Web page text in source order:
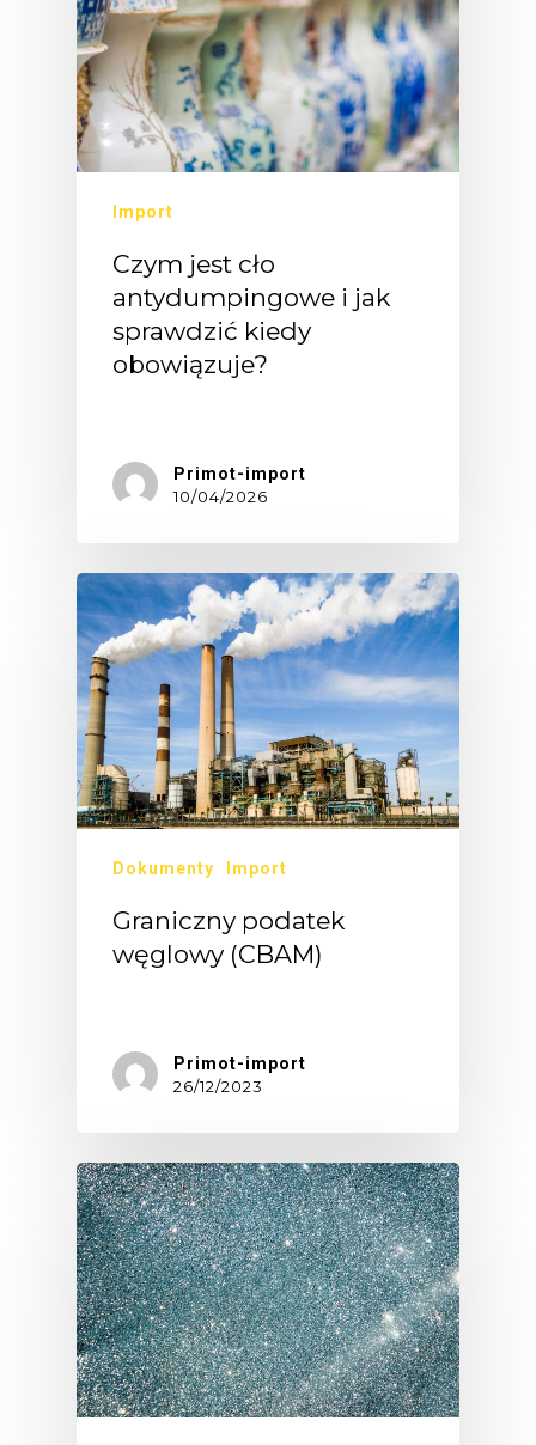
Import
Czym jest cło
antydumpingowe i jak
sprawdzić kiedy
obowiązuje?
Primot-import
10/04/2026
Dokumenty Import
Graniczny podatek
węglowy (CBAM)
Primot-import
26/12/2023